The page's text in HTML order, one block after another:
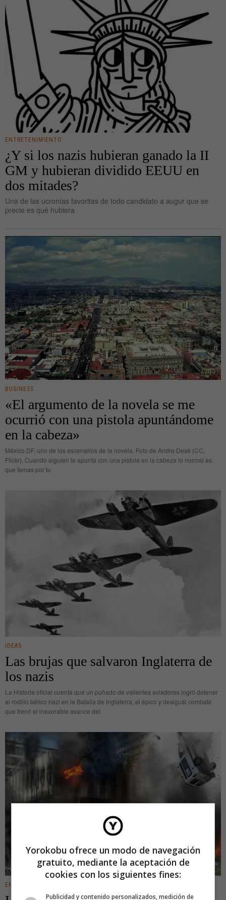
ENTRETENIMIENTO
¿Y si los nazis hubieran ganado la II
GM y hubieran dividido EEUU en
dos mitades?
Una de las ucronías favoritas de todo candidato a augur que se
precie es qué hubiera
BUSINESS
«El argumento de la novela se me
ocurrió con una pistola apuntándome
en la cabeza»
México DF, uno de los escenarios de la novela. Foto de Andre Deak (CC,
Flickr). Cuando alguien te apunta con una pistola en la cabeza lo normal es
que temas por tu
IDEAS
Las brujas que salvaron Inglaterra de
los nazis
La Historia oficial cuenta que un puñado de valientes aviadores logró detener
al rodillo bélico nazi en la Batalla de Inglaterra, el épico y desigual combate
que frenó el inexorable avance del
ENTRETENIMIENTO
Yorokobu ofrece un modo de navegación
gratuito, mediante la aceptación de
cookies con los siguientes fines:
Publicidad y contenido personalizados, medición de